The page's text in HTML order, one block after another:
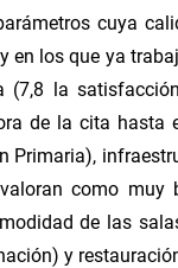
cuya
en los que ya
(7,8 la
de la cita hasta
Primaria),
como muy
de las
y